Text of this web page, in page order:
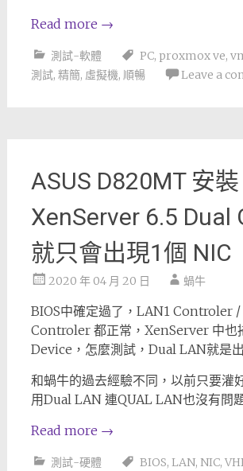
Read more →
測試-軟體 PC, proxmox ve,
測試, 精簡, 虛擬機, 順暢 Leave a
ASUS D820MT 安裝
XenServer 6.5 Dual
就只會出現1個 NIC
2020 年 04 月 20 日 蝸牛
BIOS中確定過了，LAN1 Controler
Controler 都正常，XenServer 中也
Device，怎麼測試，Dual LAN就是
和蝸牛的過去經驗不同，以前只要灌
用Dual LAN 連QUAL LAN也沒有問
Read more →
測試-硬體 BIOS, LAN, NIC,